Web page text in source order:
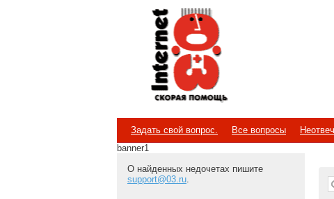
Internet
Скорая помощь
Задать свой вопрос. Все вопросы
banner1
О найденных недочетах пишите
support@03.ru.